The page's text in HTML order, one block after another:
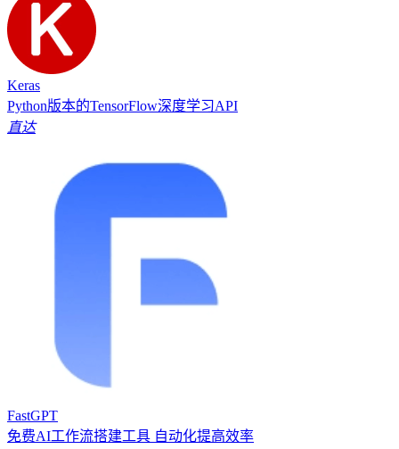
Keras
Python版本的TensorFlow深度学习API
直达
FastGPT
免费AI工作流搭建工具 自动化提高效率